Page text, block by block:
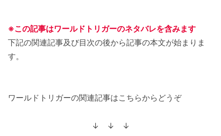
※この記事はワールドトリガーのネタバレを含みます
下記の関連記事及び目次の後から記事の本文が始まりま
す。
ワールドトリガーの関連記事はこちらからどうぞ
↓ ↓ ↓